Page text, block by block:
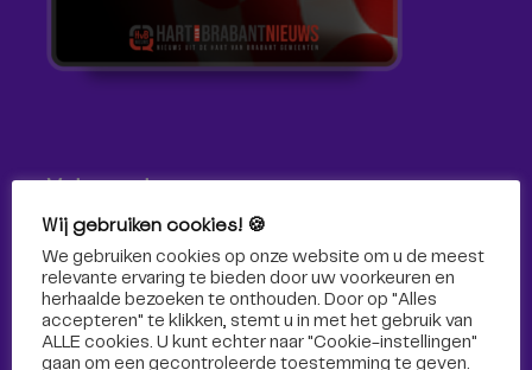
Volg ons!
Volg Omroep Tilburg niet alleen hier, maar ook via social
media!
Wij gebruiken cookies! 🍪
We gebruiken cookies op onze website om u de meest
relevante ervaring te bieden door uw voorkeuren en
herhaalde bezoeken te onthouden. Door op "Alles
accepteren" te klikken, stemt u in met het gebruik van
ALLE cookies. U kunt echter naar "Cookie-instellingen"
gaan om een ​​gecontroleerde toestemming te geven.